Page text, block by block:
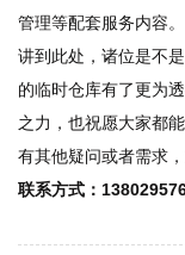
管理等配套服务内容。
讲到此处，诸位是不
的临时仓库有了更为
之力，也祝愿大家都
有其他疑问或者需求
联系方式：